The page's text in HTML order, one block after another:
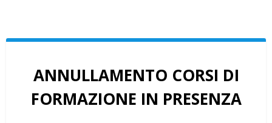
ANNULLAMENTO CORSI DI
FORMAZIONE IN PRESENZA